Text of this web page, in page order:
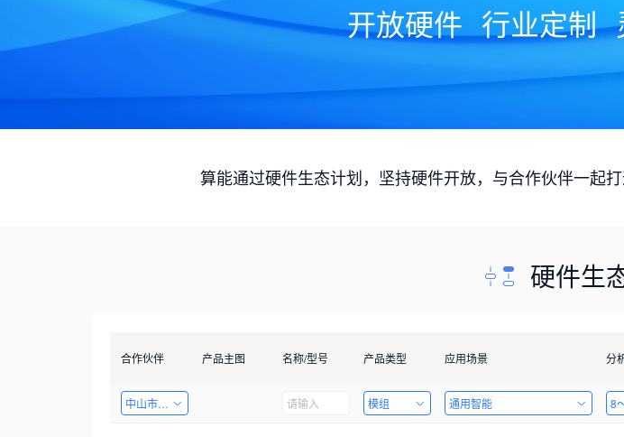
开放硬件 行业定制
算能通过硬件生态计划，坚持硬件开放，与合作伙伴一起
硬件生
合作伙伴 产品主图 名称/型号 产品类型 应用场景 分
中山市天启智能科技有限公司 模组 通用智能 8